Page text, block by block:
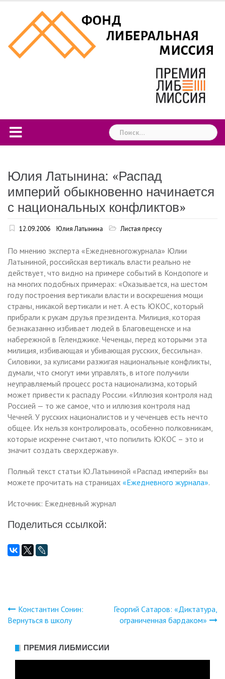
content
Найти:
Юлия Латынина: «Распад
империй обыкновенно начинается
с национальных конфликтов»
12.09.2006 Юлия Латынина Листая прессу
По мнению эксперта «Ежедневногожурнала» Юлии
Латыниной, российская вертикаль власти реально не
действует, что видно на примере событий в Кондопоге и
на многих подобных примерах: «Оказывается, на шестом
году построения вертикали власти и воскрешения мощи
страны, никакой вертикали и нет. А есть ЮКОС, который
прибрали к рукам друзья президента. Милиция, которая
безнаказанно избивает людей в Благовещенске и на
набережной в Геленджике. Чеченцы, перед которыми эта
милиция, избивающая и убивающая русских, бессильна».
Силовики, за кулисами разжигая национальные конфликты,
думали, что смогут ими управлять, в итоге получили
неуправляемый процесс роста национализма, который
может привести к распаду России. «Иллюзия контроля над
Россией — то же самое, что и иллюзия контроля над
Чечней. У русских националистов и у чеченцев есть нечто
общее. Их нельзя контролировать, особенно полковникам,
которые искренне считают, что попилить ЮКОС – это и
значит создать сверхдержаву».
Полный текст статьи Ю.Латыниной «Распад империй» вы
можете прочитать на страницах «Ежедневного журнала».
Источник: Ежедневный журнал
Поделиться ссылкой:
Навигация
по
записям
Константин Сонин:
Вернуться в школу
Георгий Сатаров: «Диктатура,
ограниченная бардаком»
ПРЕМИЯ ЛИБМИССИИ